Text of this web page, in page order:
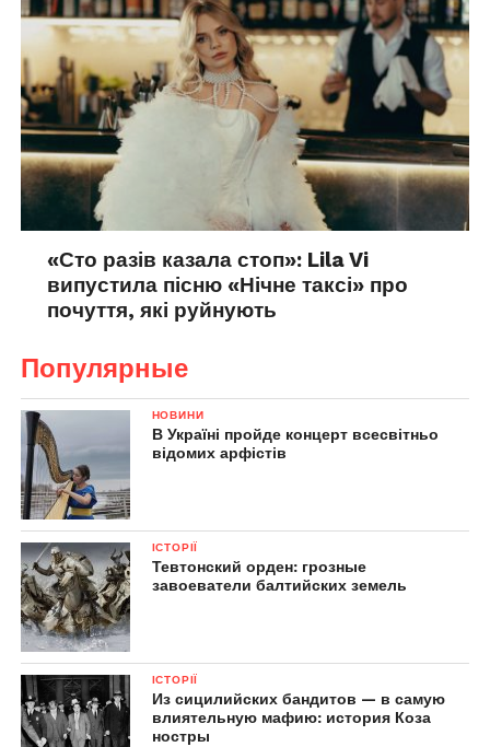
«Сто разів казала стоп»: Lila Vi
випустила пісню «Нічне таксі» про
почуття, які руйнують
Популярные
НОВИНИ
В Україні пройде концерт всесвітньо
відомих арфістів
ІСТОРІЇ
Тевтонский орден: грозные
завоеватели балтийских земель
ІСТОРІЇ
Из сицилийских бандитов — в самую
влиятельную мафию: история Коза
ностры